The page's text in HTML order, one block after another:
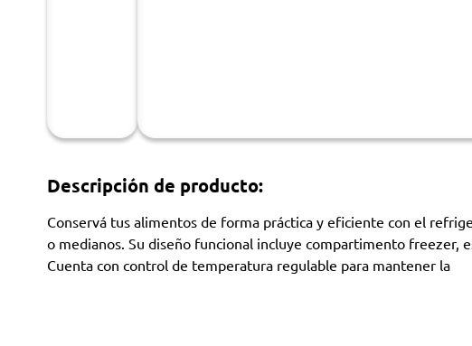
Descripción de producto:
Conservá tus alimentos de forma práctica y eficiente con el
o medianos. Su diseño funcional incluye compartimento freezer,
Cuenta con control de temperatura regulable para mantener la